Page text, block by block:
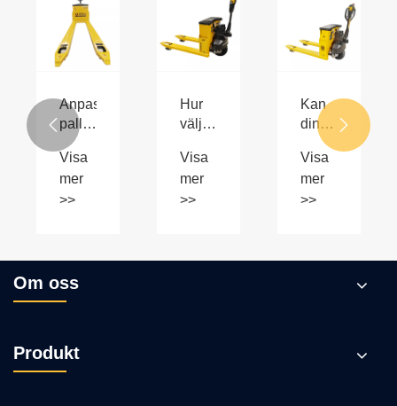
Anpassad
pallbil:
Skräddarsydda
lösningar
för
dina
Visa
mer
>>
Hur
väljer
en
pallbil?
Visa
mer
>>
Kan
din
pallvagn
hantera
grus,
lera
sluttningar?
Visa
mer
>>
 
Om oss
Produkt